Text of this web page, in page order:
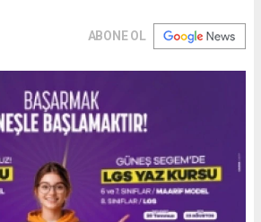
ABONE OL